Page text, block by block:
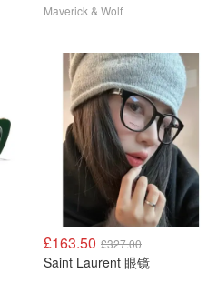
Maverick & Wolf
£163.50 £327.00
Saint Laurent 眼镜